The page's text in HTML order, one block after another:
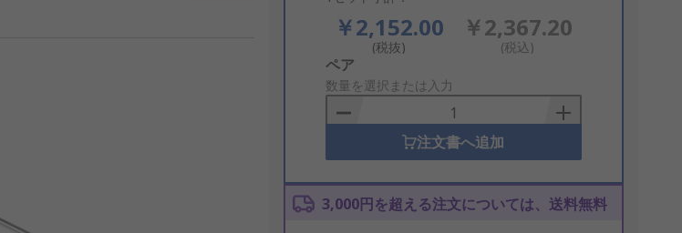
￥2,152.00
(税抜)
￥2,367.20
(税込)
Add
to
Basket
ペア
数量を選択または入力
注文書へ追加
3,000円を超える注文については、送料無料